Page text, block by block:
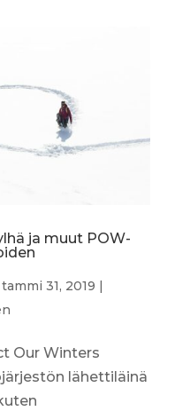
ja muut POW-
tammi 31, 2019 |
Our Winters
lähettiläinä